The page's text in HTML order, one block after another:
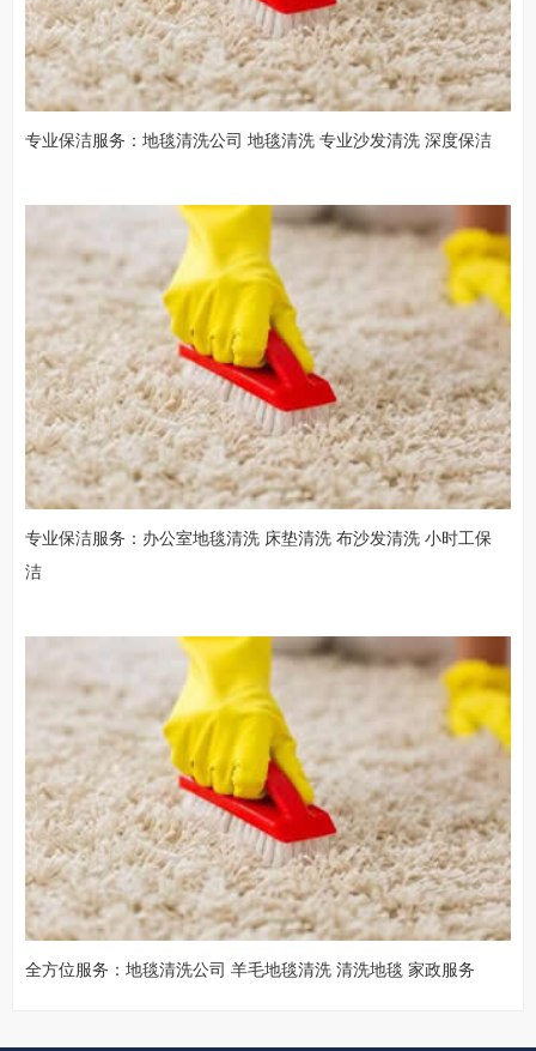
专业保洁服务：地毯清洗公司 地毯清洗 专业沙发清洗 深度保洁
专业保洁服务：办公室地毯清洗 床垫清洗 布沙发清洗 小时工保
洁
全方位服务：地毯清洗公司 羊毛地毯清洗 清洗地毯 家政服务